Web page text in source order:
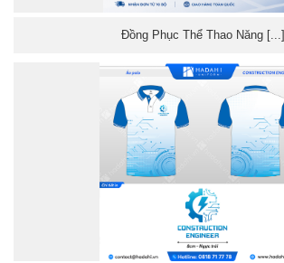
Đồng Phục Thể Thao Năng [...]